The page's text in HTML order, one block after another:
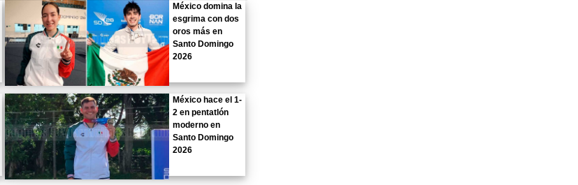
México domina la
esgrima con dos
oros más en
Santo Domingo
2026
México hace el 1-
2 en pentatlón
moderno en
Santo Domingo
2026